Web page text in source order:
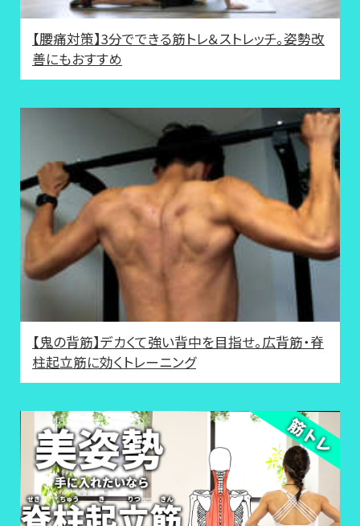
【腰痛対策】3分でできる筋トレ＆ストレッチ。姿勢改
善にもおすすめ
【鬼の背筋】デカくて強い背中を目指せ。広背筋・脊
柱起立筋に効くトレーニング